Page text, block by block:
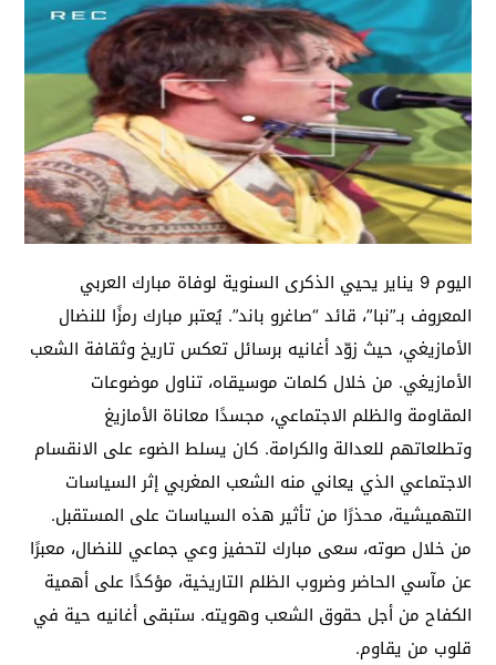
اليوم 9 يناير يحيي الذكرى السنوية لوفاة مبارك العربي
المعروف بـ”نبا”، قائد “صاغرو باند”. يُعتبر مبارك رمزًا للنضال
الأمازيغي، حيث زوّد أغانيه برسائل تعكس تاريخ وثقافة الشعب
الأمازيغي. من خلال كلمات موسيقاه، تناول موضوعات
المقاومة والظلم الاجتماعي، مجسدًا معاناة الأمازيغ
وتطلعاتهم للعدالة والكرامة. كان يسلط الضوء على الانقسام
الاجتماعي الذي يعاني منه الشعب المغربي إثر السياسات
التهميشية، محذرًا من تأثير هذه السياسات على المستقبل.
من خلال صوته، سعى مبارك لتحفيز وعي جماعي للنضال، معبرًا
عن مآسي الحاضر وضروب الظلم التاريخية، مؤكدًا على أهمية
الكفاح من أجل حقوق الشعب وهويته. ستبقى أغانيه حية في
قلوب من يقاوم.